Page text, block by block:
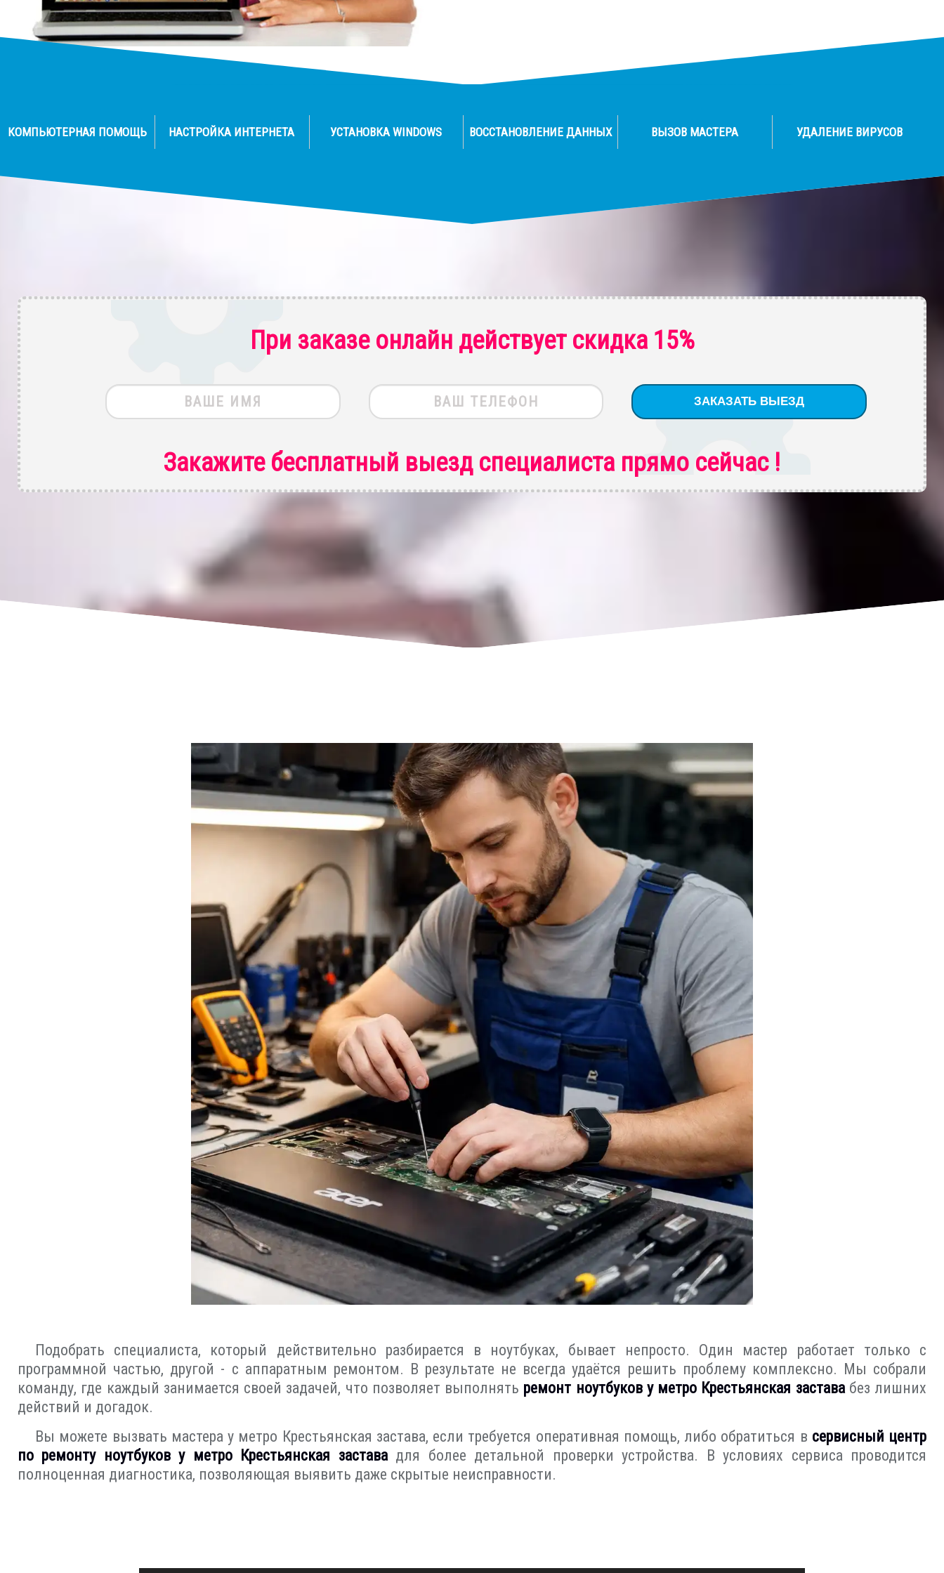
КОМПЬЮТЕРНАЯ ПОМОЩЬ НАСТРОЙКА ИНТЕРНЕТА УСТАНОВКА WINDOWS ВОССТАНОВЛЕНИЕ ДАННЫХ ВЫЗОВ МАСТЕРА УДАЛЕНИЕ ВИРУСОВ
При заказе онлайн действует скидка 15%
Закажите бесплатный выезд специалиста прямо сейчас !
Подобрать специалиста, который действительно разбирается в ноутбуках, бывает непросто. Один мастер работает только с
программной частью, другой - с аппаратным ремонтом. В результате не всегда удаётся решить проблему комплексно. Мы собрали
команду, где каждый занимается своей задачей, что позволяет выполнять ремонт ноутбуков у метро Крестьянская заставабез лишних
действий и догадок.
Вы можете вызвать мастера у метро Крестьянская застава, если требуется оперативная помощь, либо обратиться в сервисный центр
по ремонту ноутбуков у метро Крестьянская заставадля более детальной проверки устройства. В условиях сервиса проводится
полноценная диагностика, позволяющая выявить даже скрытые неисправности.